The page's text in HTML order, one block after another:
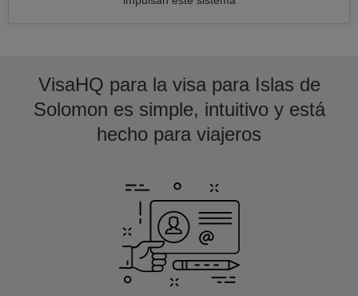
VisaHQ para la visa para Islas de
Solomon es simple, intuitivo y está
hecho para viajeros